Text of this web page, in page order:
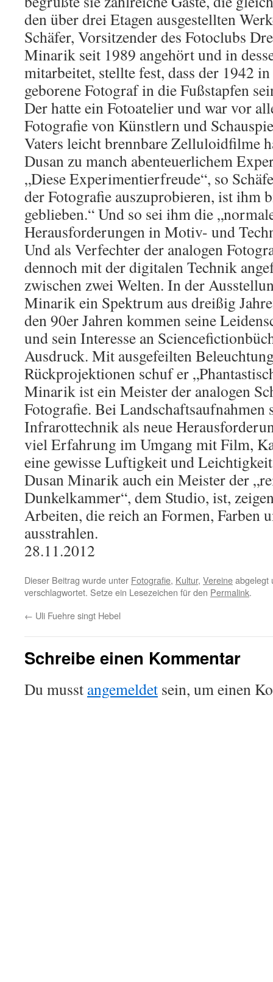
den über drei Etagen ausgestellten
Schäfer, Vorsitzender des Fotoclubs
Minarik seit 1989 angehört und in
mitarbeitet, stellte fest, dass der 1942
geborene Fotograf in die Fußstapfen
Der hatte ein Fotoatelier und war vor
Fotografie von Künstlern und
Vaters leicht brennbare Zelluloidfilme
Dusan zu manch abenteuerlichem
„Diese Experimentierfreude“, so
der Fotografie auszuprobieren, ist ihm
geblieben.“ Und so sei ihm die
Herausforderungen in Motiv- und
Und als Verfechter der analogen
dennoch mit der digitalen Technik
zwischen zwei Welten. In der
Minarik ein Spektrum aus dreißig
den 90er Jahren kommen seine
und sein Interesse an
Ausdruck. Mit ausgefeilten
Rückprojektionen schuf er
Minarik ist ein Meister der analogen
Fotografie. Bei Landschaftsaufnahmen
Infrarottechnik als neue
viel Erfahrung im Umgang mit Film,
eine gewisse Luftigkeit und
Dusan Minarik auch ein Meister der
Dunkelkammer“, dem Studio, ist,
Arbeiten, die reich an Formen, Farben
ausstrahlen.
28.11.2012
Dieser Beitrag wurde unter Fotografie, Kultur, Vereineabgelegt
verschlagwortet. Setze ein Lesezeichen für den Permalink.
← Uli Fuehre singt Hebel
Schreibe einen Kommentar
Du musst angemeldet sein, um einen